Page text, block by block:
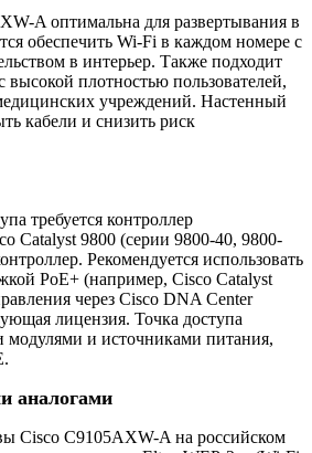
A оптимальна для развертывания в
обеспечить Wi-Fi в каждом номере с
в интерьер. Также подходит
высокой плотностью пользователей,
учреждений. Настенный
кабели и снизить риск
требуется контроллер
Catalyst 9800 (серии 9800-40, 9800-
Рекомендуется использовать
PoE+ (например, Cisco Catalyst
через Cisco DNA Center
лицензия. Точка доступа
модулями и источниками питания,
аналогами
Cisco C9105AXW-A на российском